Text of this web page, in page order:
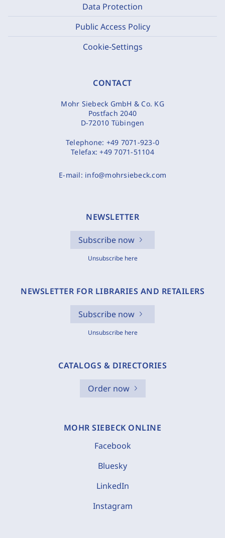
Data Protection
Public Access Policy
Cookie-Settings
CONTACT
Mohr Siebeck GmbH & Co. KG
Postfach 2040
D-72010 Tübingen
Telephone: +49 7071-923-0
Telefax:+49 7071-51104
E-mail: info@mohrsiebeck.com
NEWSLETTER
Subscribe now
Unsubscribe here
NEWSLETTER FOR LIBRARIES AND RETAILERS
Subscribe now
Unsubscribe here
CATALOGS & DIRECTORIES
Order now
MOHR SIEBECK ONLINE
Facebook
Bluesky
LinkedIn
Instagram